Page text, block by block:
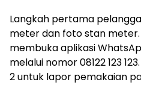
Langkah pertama
meter dan foto stan
membuka aplikasi
melalui nomor 08122 123
2 untuk lapor pemakaian